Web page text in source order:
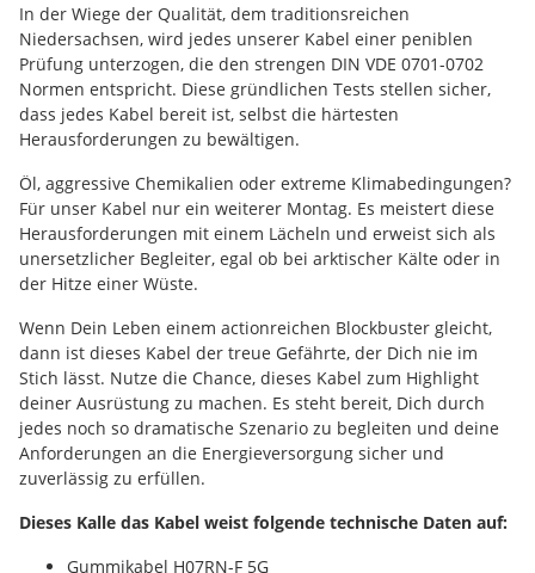
In der Wiege der Qualität, dem traditionsreichen
Niedersachsen, wird jedes unserer Kabel einer peniblen
Prüfung unterzogen, die den strengen DIN VDE 0701-0702
Normen entspricht. Diese gründlichen Tests stellen sicher,
dass jedes Kabel bereit ist, selbst die härtesten
Herausforderungen zu bewältigen.
Öl, aggressive Chemikalien oder extreme Klimabedingungen?
Für unser Kabel nur ein weiterer Montag. Es meistert diese
Herausforderungen mit einem Lächeln und erweist sich als
unersetzlicher Begleiter, egal ob bei arktischer Kälte oder in
der Hitze einer Wüste.
Wenn Dein Leben einem actionreichen Blockbuster gleicht,
dann ist dieses Kabel der treue Gefährte, der Dich nie im
Stich lässt. Nutze die Chance, dieses Kabel zum Highlight
deiner Ausrüstung zu machen. Es steht bereit, Dich durch
jedes noch so dramatische Szenario zu begleiten und deine
Anforderungen an die Energieversorgung sicher und
zuverlässig zu erfüllen.
Dieses Kalle das Kabel weist folgende technische Daten auf:
Gummikabel H07RN-F 5G